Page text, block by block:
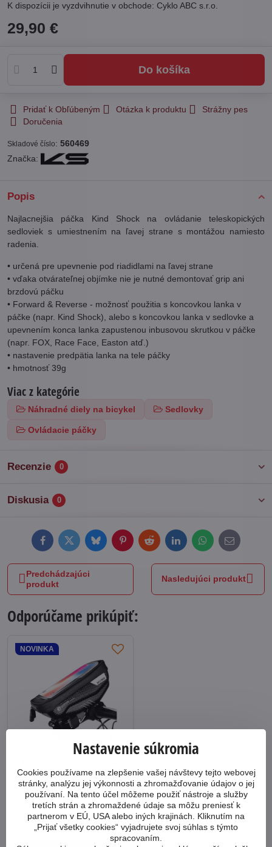
Cyklo ABC s.r.o.
29,90 €
Do košíka
Pridať k Obľúbeným Otázka k produktu
Strážny pes
Doručenia
Skladové číslo: 560469
Značka:
Popis
Najlacnejšia páčka Kind Shock na ovládanie teleskopických
sedloviek s umiestnením na ľavej strane s montážou namiesto
radenia.
• určená pre upevnenie pod riadidlami na ľavej strane
• vďaka otvárateľnej objímke nie je nutné demontovať grip ani
brzdovú páčku
• Forward & Reverse - možnosť použitia s koncovkou lanka v
páčke (napr. Kind Shock), alebo s koncovkou lanka v sedlovke a
upevnením konca lanka zapustenou inbusovou skrutkou v páčke
(napr. FOX, Race Face, Easton atď.)
• nastavenie predpätia lanka na tele páčky
• hmotnosť 39g
Viac z kategórie
Náhradné diely na bicykel Sedlovky
Ovládacie páčky
Recenzie 0
Diskusia 0
FacebookTwitterBlueskyPinterestRedditLinkedInWhatsApp
E-
mail
Predchádzajúci
produkt
Nasledujúci produkt
Odporúčame prikúpiť:
NOVINKA
Wildman E1
Praktická, vode odolná taška na
bicykel na mobil a iné potrebné
drobnosti.
Na predajni 2 a viac ks
19,90 €
Nastavenie súkromia
Cookies používame na zlepšenie vašej návštevy tejto webovej
stránky, analýzu jej výkonnosti a zhromažďovanie údajov o jej
používaní. Na tento účel môžeme použiť nástroje a služby
tretích strán a zhromaždené údaje sa môžu preniesť k
partnerom v EÚ, USA alebo iných krajinách. Kliknutím na
„Prijať všetky cookies“ vyjadrujete svoj súhlas s týmto
spracovaním.